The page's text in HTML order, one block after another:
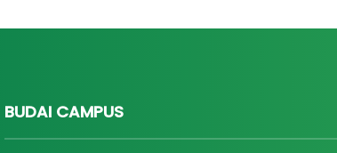
BUDAI CAMPUS